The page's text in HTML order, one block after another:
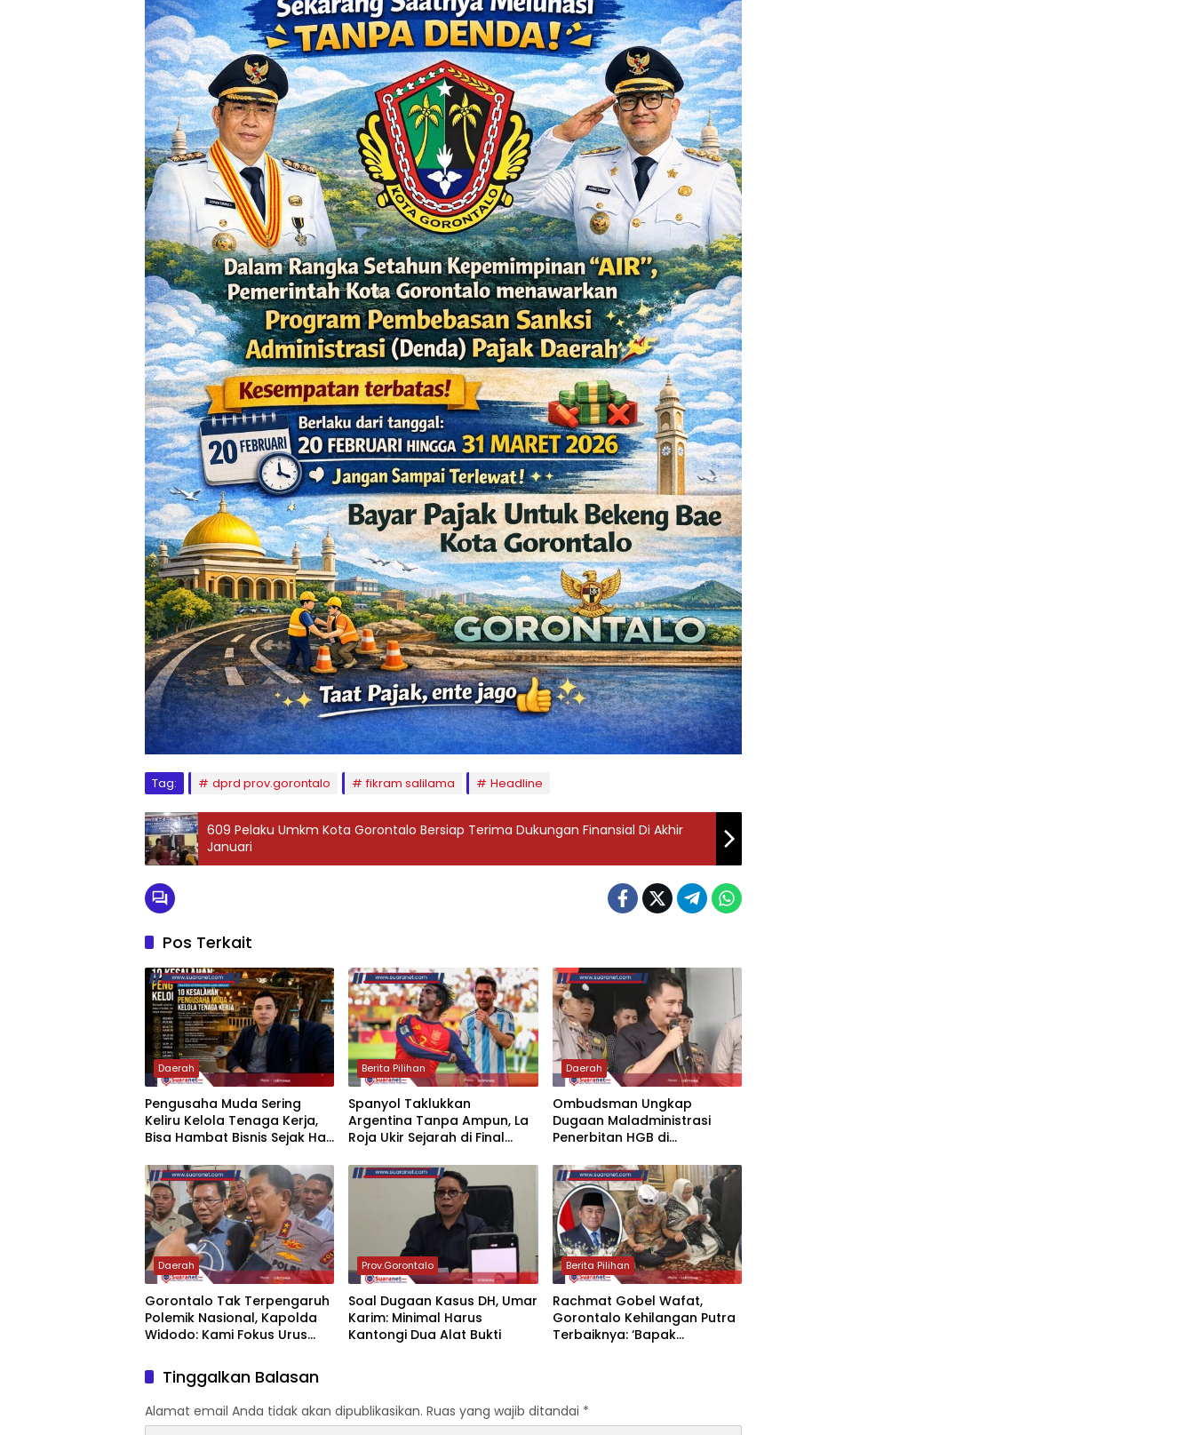
Tag: dprd prov.gorontalo fikram salilama Headline
609 Pelaku Umkm Kota Gorontalo Bersiap Terima Dukungan Finansial Di Akhir
Januari
Pos Terkait
Daerah
‎Pengusaha Muda Sering
Keliru Kelola Tenaga Kerja,
Bisa Hambat Bisnis Sejak Hari
Berita Pilihan
‎Spanyol Taklukkan
Argentina Tanpa Ampun, La
Roja Ukir Sejarah di Final
Daerah
‎Ombudsman Ungkap
Dugaan Maladministrasi
Penerbitan HGB di
Tindak Lanjut 30 Hari
Daerah
‎Gorontalo Tak Terpengaruh
Polemik Nasional, Kapolda
Widodo: Kami Fokus Urus
Prov.Gorontalo
‎Soal Dugaan Kasus DH, Umar
Karim: Minimal Harus
Kantongi Dua Alat Bukti
Berita Pilihan
‎Rachmat Gobel Wafat,
Gorontalo Kehilangan Putra
Terbaiknya: ‘Bapak
Tinggalkan Balasan
Alamat email Anda tidak akan dipublikasikan. Ruas yang wajib ditandai *